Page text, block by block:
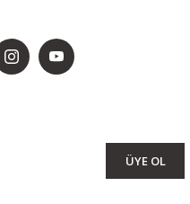
ÜYE OL